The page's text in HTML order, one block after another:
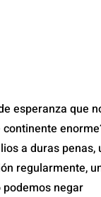
esperanza que
a duras penas,
regularmente,
podemos negar